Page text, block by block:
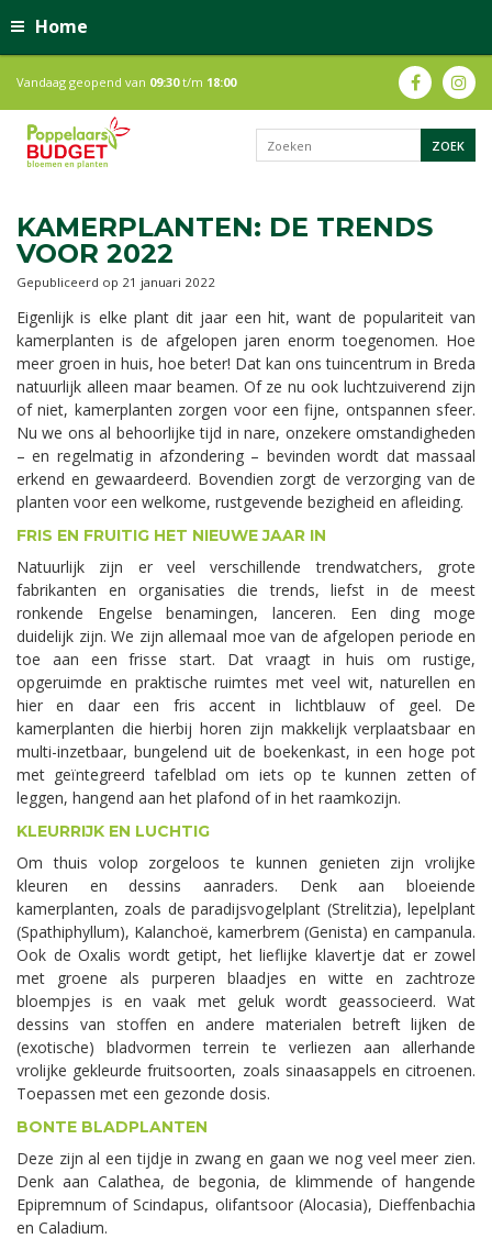
Home
Vandaag geopend van 09:30t/m 18:00
KAMERPLANTEN: DE TRENDS
VOOR 2022
Gepubliceerd op 21 januari 2022
Eigenlijk is elke plant dit jaar een hit, want de populariteit van
kamerplanten is de afgelopen jaren enorm toegenomen. Hoe
meer groen in huis, hoe beter! Dat kan ons tuincentrum in Breda
natuurlijk alleen maar beamen. Of ze nu ook luchtzuiverend zijn
of niet, kamerplanten zorgen voor een fijne, ontspannen sfeer.
Nu we ons al behoorlijke tijd in nare, onzekere omstandigheden
– en regelmatig in afzondering – bevinden wordt dat massaal
erkend en gewaardeerd. Bovendien zorgt de verzorging van de
planten voor een welkome, rustgevende bezigheid en afleiding.
FRIS EN FRUITIG HET NIEUWE JAAR IN
Natuurlijk zijn er veel verschillende trendwatchers, grote
fabrikanten en organisaties die trends, liefst in de meest
ronkende Engelse benamingen, lanceren. Een ding moge
duidelijk zijn. We zijn allemaal moe van de afgelopen periode en
toe aan een frisse start. Dat vraagt in huis om rustige,
opgeruimde en praktische ruimtes met veel wit, naturellen en
hier en daar een fris accent in lichtblauw of geel. De
kamerplanten die hierbij horen zijn makkelijk verplaatsbaar en
multi-inzetbaar, bungelend uit de boekenkast, in een hoge pot
met geïntegreerd tafelblad om iets op te kunnen zetten of
leggen, hangend aan het plafond of in het raamkozijn.
KLEURRIJK EN LUCHTIG
Om thuis volop zorgeloos te kunnen genieten zijn vrolijke
kleuren en dessins aanraders. Denk aan bloeiende
kamerplanten, zoals de paradijsvogelplant (Strelitzia), lepelplant
(Spathiphyllum), Kalanchoë, kamerbrem (Genista) en campanula.
Ook de Oxalis wordt getipt, het lieflijke klavertje dat er zowel
met groene als purperen blaadjes en witte en zachtroze
bloempjes is en vaak met geluk wordt geassocieerd. Wat
dessins van stoffen en andere materialen betreft lijken de
(exotische) bladvormen terrein te verliezen aan allerhande
vrolijke gekleurde fruitsoorten, zoals sinaasappels en citroenen.
Toepassen met een gezonde dosis.
BONTE BLADPLANTEN
Deze zijn al een tijdje in zwang en gaan we nog veel meer zien.
Denk aan Calathea, de begonia, de klimmende of hangende
Epipremnum of Scindapus, olifantsoor (Alocasia), Dieffenbachia
en Caladium.